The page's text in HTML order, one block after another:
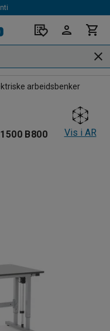
arbeidsbenker
B800
Vis i AR